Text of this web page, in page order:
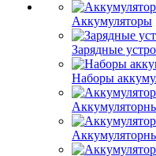
Аккумуляторы
Зарядные
Наборы